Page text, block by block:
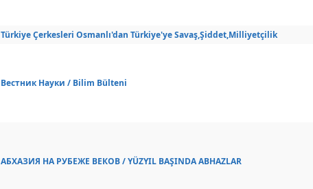
Türkiye Çerkesleri Osmanlı'dan Türkiye'ye Savaş,Şiddet,Milliyetçilik
Вестник Науки / Bilim Bülteni
АБХАЗИЯ НА РУБЕЖЕ ВЕКОВ / YÜZYIL BAŞINDA ABHAZLAR